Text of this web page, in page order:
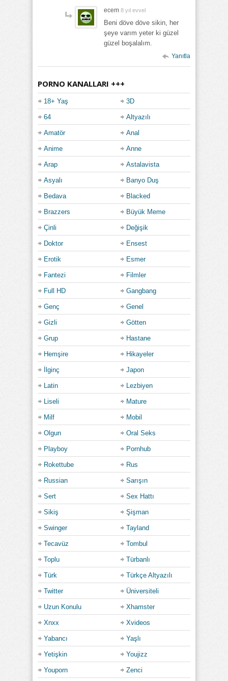
ecem 8 yıl evvel
Beni döve döve sikin, her
şeye varım yeter ki güzel
güzel boşalalım.
Yanıtla
PORNO KANALLARI +++
18+ Yaş 3D
64 Altyazılı
Amatör Anal
Anime Anne
Arap Astalavista
Asyalı Banyo Duş
Bedava Blacked
Brazzers Büyük Meme
Çinli Değişik
Doktor Ensest
Erotik Esmer
Fantezi Filmler
Full HD Gangbang
Genç Genel
Gizli Götten
Grup Hastane
Hemşire Hikayeler
İlginç Japon
Latin Lezbiyen
Liseli Mature
Milf Mobil
Olgun Oral Seks
Playboy Pornhub
Rokettube Rus
Russian Sarışın
Sert Sex Hattı
Sikiş Şişman
Swinger Tayland
Tecavüz Tombul
Toplu Türbanlı
Türk Türkçe Altyazılı
Twitter Üniversiteli
Uzun Konulu Xhamster
Xnxx Xvideos
Yabancı Yaşlı
Yetişkin Youjizz
Youporn Zenci